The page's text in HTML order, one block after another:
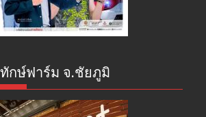
กษ์ฟาร์ม จ.ชัยภูมิ